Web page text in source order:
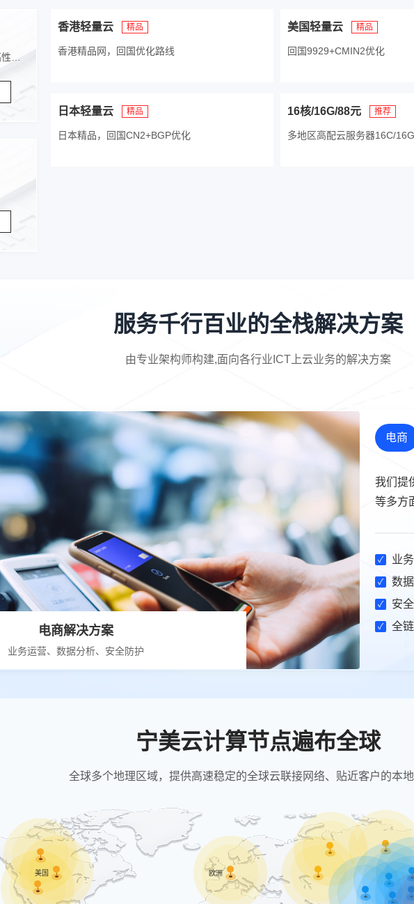
香港轻量云 精品
香港精品网，回国优化路线
美国轻量云 精品
回国9929+CMIN2优化
日本轻量云 精品
日本精品，回国CN2+BGP优化
16核/16G/88元 推荐
多地区高配云服务器16C/
服务千行百业的全栈解决方案
由专业架构师构建,面向各行业ICT上云业务的解决方案
电商解决方案
业务运营、数据分析、安全防护
电商
我们提
等多方
业
数
安
全
宁美云计算节点遍布全球
全球多个地理区域，提供高速稳定的全球云联接网络、贴近客户的本
美国 欧洲